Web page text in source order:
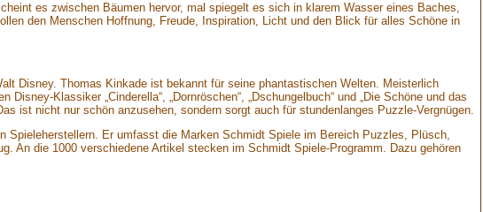
es zwischen Bäumen hervor, mal spiegelt es sich in klarem Wasser eines Baches,
den Menschen Hoffnung, Freude, Inspiration, Licht und den Blick für alles Schöne in
Disney. Thomas Kinkade ist bekannt für seine phantastischen Welten. Meisterlich
Klassiker „Cinderella“, „Dornröschen“, „Dschungelbuch“ und „Die Schöne und das
ist nicht nur schön anzusehen, sondern sorgt auch für stundenlanges Puzzle-Vergnügen.
Spieleherstellern. Er umfasst die Marken Schmidt Spiele im Bereich Puzzles, Plüsch,
An die 1000 verschiedene Artikel stecken im Schmidt Spiele-Programm. Dazu gehören